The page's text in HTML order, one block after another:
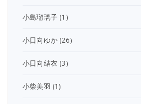
小島瑠璃子 (1)
小日向ゆか (26)
小日向結衣 (3)
小柴美羽 (1)